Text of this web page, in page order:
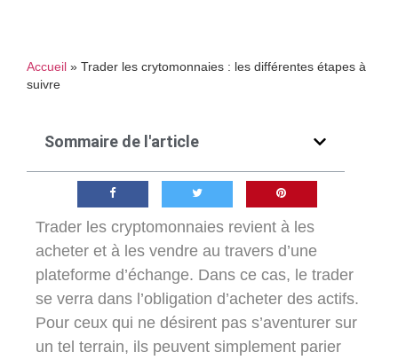
Accueil » Trader les crytomonnaies : les différentes étapes à
suivre
Sommaire de l'article
Trader les cryptomonnaies revient à les
acheter et à les vendre au travers d’une
plateforme d’échange. Dans ce cas, le trader
se verra dans l’obligation d’acheter des actifs.
Pour ceux qui ne désirent pas s’aventurer sur
un tel terrain, ils peuvent simplement parier